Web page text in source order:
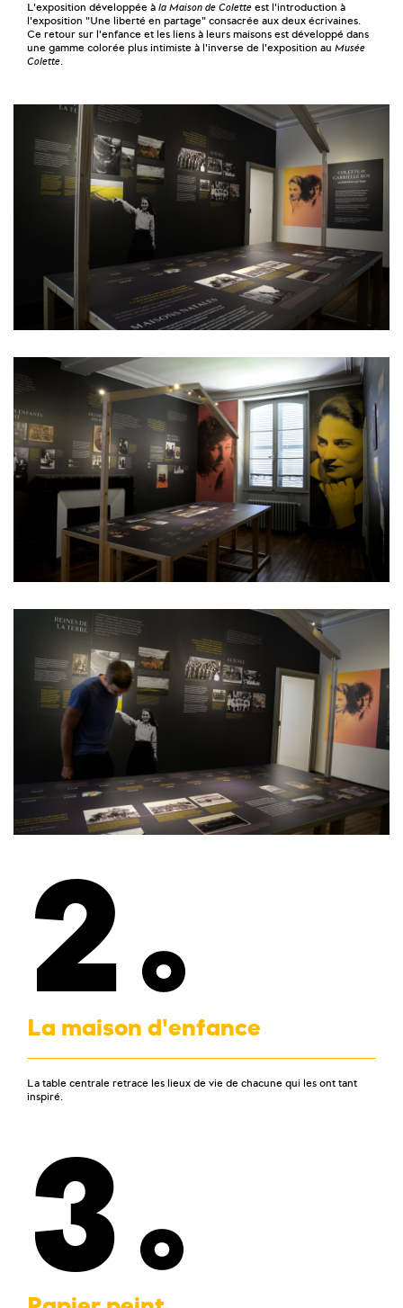
L'exposition développée à la Maison de Colette est l'introduction à
l'exposition "Une liberté en partage" consacrée aux deux écrivaines.
Ce retour sur l'enfance et les liens à leurs maisons est développé dans
une gamme colorée plus intimiste à l'inverse de l'exposition au Musée
Colette.
2
La maison d'enfance
La table centrale retrace les lieux de vie de chacune qui les ont tant
inspiré.
3